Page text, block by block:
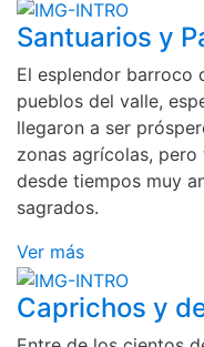
Santuarios y
El esplendor barroco
pueblos del valle,
llegaron a ser
zonas agrícolas,
desde tiempos muy
sagrados.
Ver más
Caprichos y